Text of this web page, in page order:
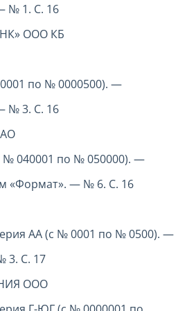
№ 1. С. 16
ООО КБ
по № 0000500). —
№ 3. С. 16
№ 040001 по № 050000). —
«Формат». — № 6. С. 16
АА (с № 0001 по № 0500). —
3. С. 17
ООО